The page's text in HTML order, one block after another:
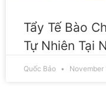
Tẩy Tế Bào
Tự Nhiên Tại
Quốc Bảo November